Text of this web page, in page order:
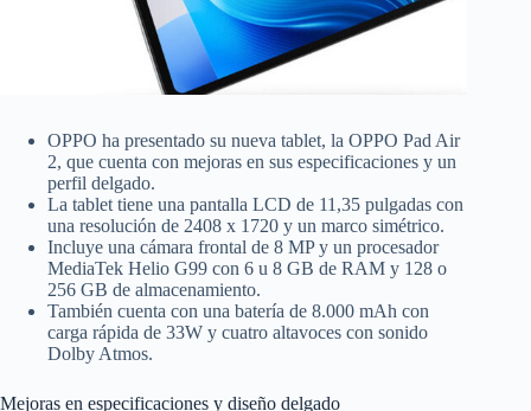
OPPO ha presentado su nueva tablet, la OPPO Pad Air
2, que cuenta con mejoras en sus especificaciones y un
perfil delgado.
La tablet tiene una pantalla LCD de 11,35 pulgadas con
una resolución de 2408 x 1720 y un marco simétrico.
Incluye una cámara frontal de 8 MP y un procesador
MediaTek Helio G99 con 6 u 8 GB de RAM y 128 o
256 GB de almacenamiento.
También cuenta con una batería de 8.000 mAh con
carga rápida de 33W y cuatro altavoces con sonido
Dolby Atmos.
Mejoras en especificaciones y diseño delgado